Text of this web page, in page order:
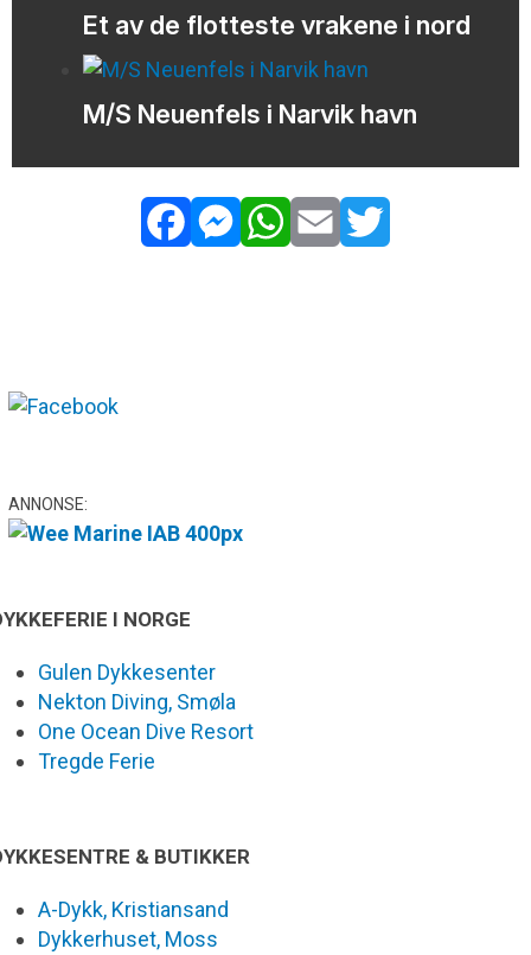
Et av de flotteste vrakene i nord
M/S Neuenfels i Narvik havn
ANNONSE:
I NORGE
Gulen Dykkesenter
Nekton Diving, Smøla
One Ocean Dive Resort
Tregde Ferie
& BUTIKKER
A-Dykk, Kristiansand
Dykkerhuset, Moss